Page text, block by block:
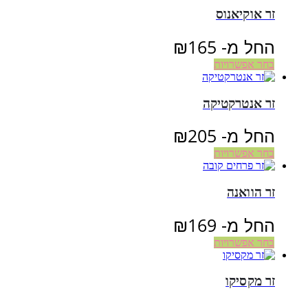
זר אוקיאנוס
החל מ- ₪165
בחר אפשרויות
זר אנטרקטיקה
החל מ- ₪205
בחר אפשרויות
זר הוואנה
החל מ- ₪169
בחר אפשרויות
זר מקסיקו